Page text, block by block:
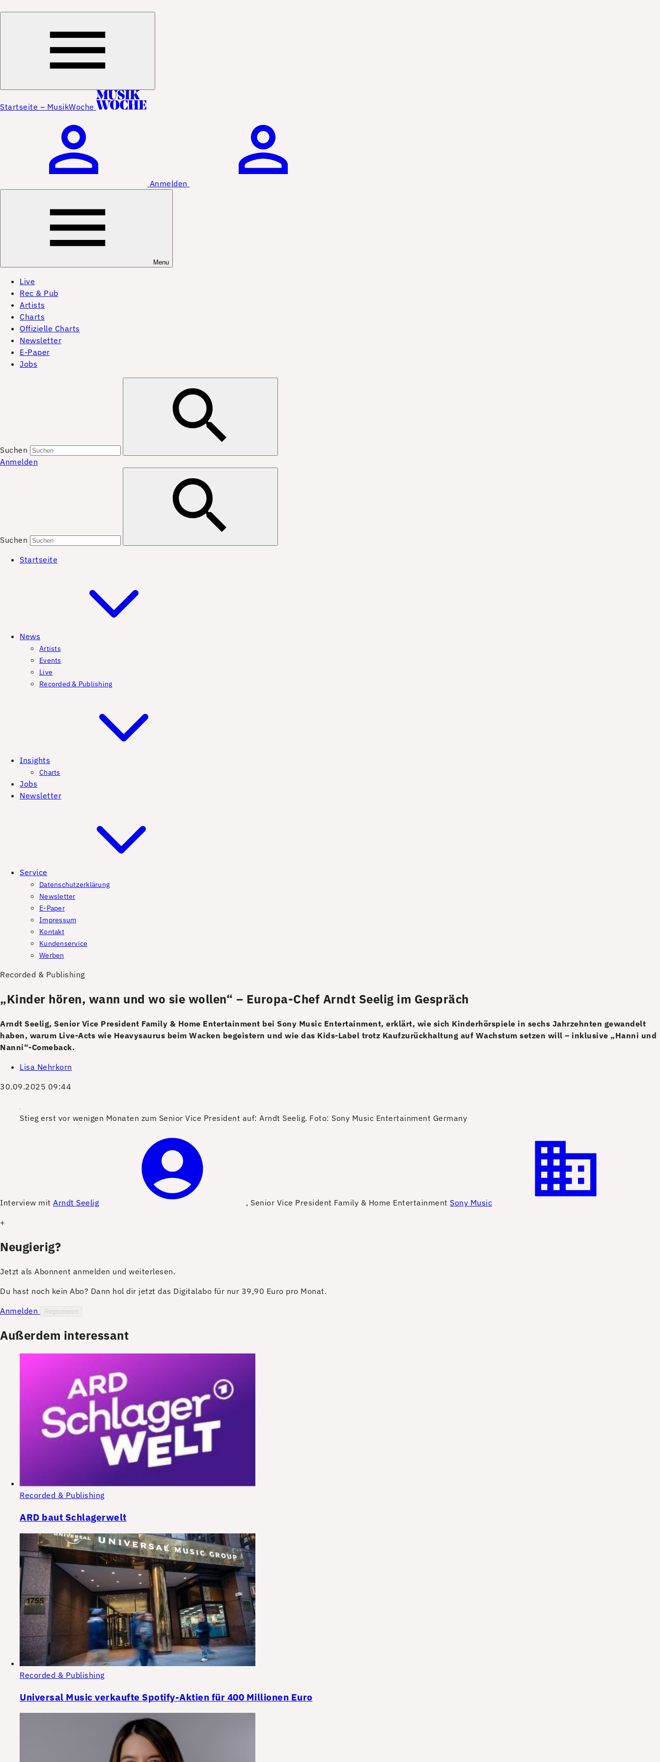
Startseite – MusikWoche
Anmelden
Menu
Live
Rec & Pub
Artists
Charts
Offizielle Charts
Newsletter
E-Paper
Jobs
Suchen
Anmelden
Suchen
Startseite
News
Artists
Events
Live
Recorded & Publishing
Insights
Charts
Jobs
Newsletter
Service
Datenschutzerklärung
Newsletter
E-Paper
Impressum
Kontakt
Kundenservice
Werben
Recorded & Publishing
„Kinder hören, wann und wo sie wollen“ – Europa-Chef Arndt Seelig im Gespräch
Arndt Seelig, Senior Vice President Family & Home Entertainment bei Sony Music Entertainment, erklärt, wie sich Kinderhörspiele in sechs Jahrzehnten gewandelt
haben, warum ­Live-Acts wie Heavysaurus beim Wacken begeistern und wie das Kids-Label trotz Kauf­zurückhaltung auf Wachstum setzen will – inklusive „Hanni und
Nanni“-Comeback.
Lisa Nehrkorn
30.09.2025 09:44
Stieg erst vor wenigen Monaten zum Senior Vice President auf: Arndt Seelig. Foto: Sony Music Entertainment Germany
Interview mit Arndt Seelig , Senior Vice President Family & Home Entertainment Sony Music
+
Neugierig?
Jetzt als Abonnent anmelden und weiterlesen.
Du hast noch kein Abo? Dann hol dir jetzt das Digitalabo für nur 39,90 Euro pro Monat.
Anmelden
Registrieren
Außerdem interessant
Recorded & Publishing
ARD baut Schlagerwelt
Recorded & Publishing
Universal Music verkaufte Spotify-Aktien für 400 Millionen Euro